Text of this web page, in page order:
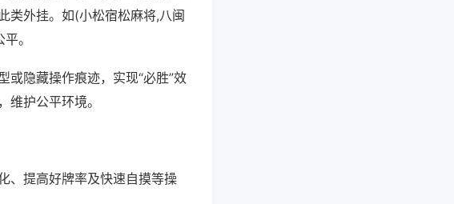
类外挂。如(小松宿松麻将,八闽
。
或隐藏操作痕迹，实现“必胜”效
护公平环境。
、提高好牌率及快速自摸等操